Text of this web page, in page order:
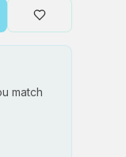
match